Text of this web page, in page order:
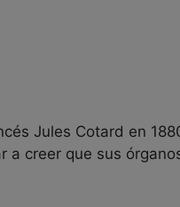
Jules Cotard en
a creer que sus